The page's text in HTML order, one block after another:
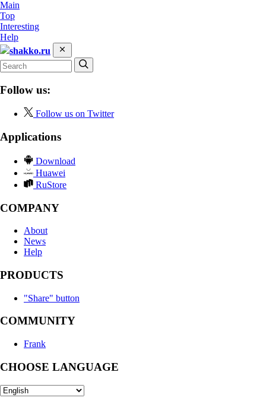
Main
Top
Interesting
Help
shakko.ru
Follow us:
Follow us on Twitter
Applications
Download
Huawei
RuStore
COMPANY
About
News
Help
PRODUCTS
"Share" button
COMMUNITY
Frank
CHOOSE LANGUAGE